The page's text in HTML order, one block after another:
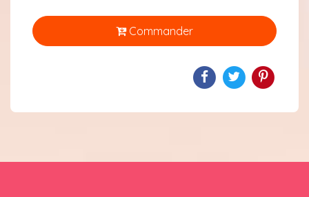
Commander